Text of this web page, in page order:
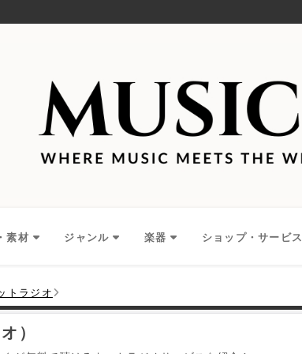
素材 ジャンル 楽器 ショップ・サービス
トラジオ
）